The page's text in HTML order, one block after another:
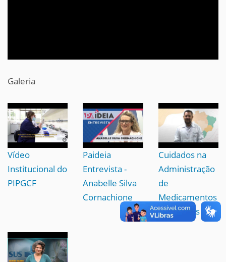
Galeria
Vídeo
Institucional do
PIPGCF
Paideia
Entrevista -
Anabelle Silva
Cornachione
Cuidados na
Administração
de
Medicamentos
aos Idosos